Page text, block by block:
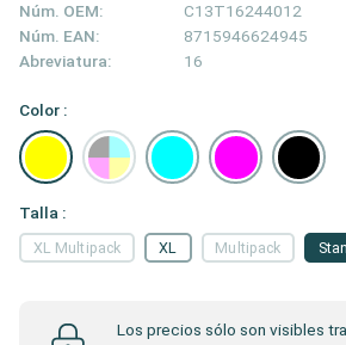
Núm. OEM:
C13T16244012
Núm. EAN:
8715946624945
Abreviatura:
16
Color :
Talla :
XL
XL Multipack Multipack
Los precios sólo son visibles